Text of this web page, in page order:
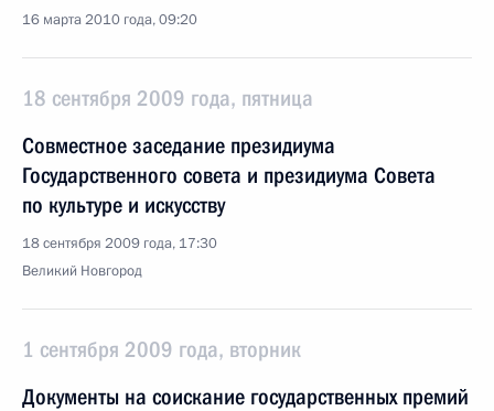
16 марта 2010 года, 09:20
18 сентября 2009 года, пятница
Совместное заседание президиума
Государственного совета и президиума Совета
по культуре и искусству
18 сентября 2009 года, 17:30
Великий Новгород
1 сентября 2009 года, вторник
Документы на соискание государственных премий